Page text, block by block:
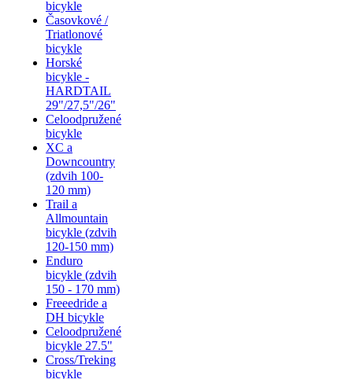
bicykle
Časovkové /
Triatlonové
bicykle
Horské
bicykle -
HARDTAIL
29"/27,5"/26"
Celoodpružené
bicykle
XC a
Downcountry
(zdvih 100-
120 mm)
Trail a
Allmountain
bicykle (zdvih
120-150 mm)
Enduro
bicykle (zdvih
150 - 170 mm)
Freeedride a
DH bicykle
Celoodpružené
bicykle 27.5"
Cross/Treking
bicykle